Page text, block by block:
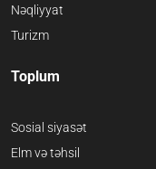
Nəqliyyat
Turizm
Toplum
Sosial siyasət
Elm və təhsil